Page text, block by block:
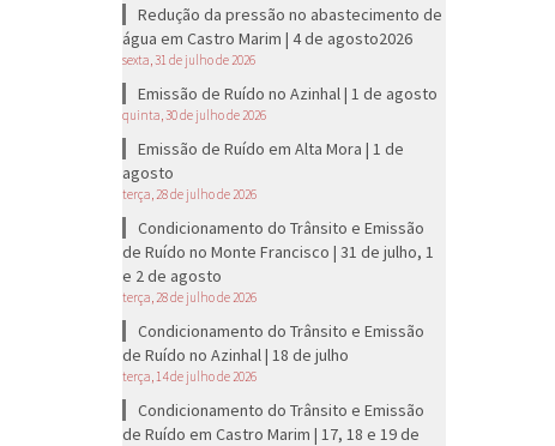
Redução da pressão no abastecimento de
água em Castro Marim | 4 de agosto2026
sexta, 31 de julho de 2026
Emissão de Ruído no Azinhal | 1 de agosto
quinta, 30 de julho de 2026
Emissão de Ruído em Alta Mora | 1 de
agosto
terça, 28 de julho de 2026
Condicionamento do Trânsito e Emissão
de Ruído no Monte Francisco | 31 de julho, 1
e 2 de agosto
terça, 28 de julho de 2026
Condicionamento do Trânsito e Emissão
de Ruído no Azinhal | 18 de julho
terça, 14 de julho de 2026
Condicionamento do Trânsito e Emissão
de Ruído em Castro Marim | 17, 18 e 19 de